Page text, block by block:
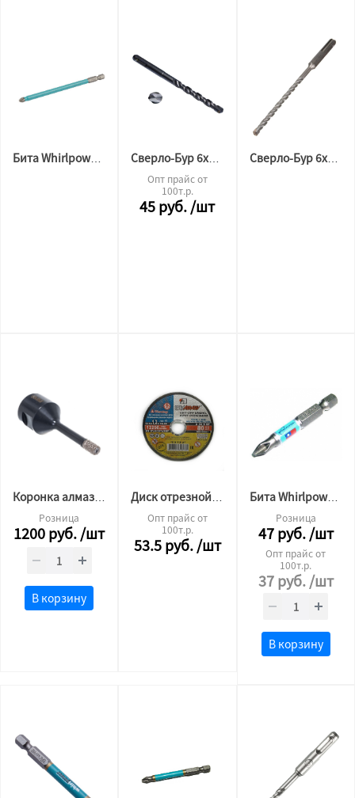
Бита Whirlpower PH 2x127мм
Опт прайс от
100т.р.
45руб./шт
Сверло-Бур 6х160
Розница
1200руб./шт
В корзину
Опт прайс от
100т.р.
53.5руб./шт
Бита Whirlpower PH 2x50мм
Розница
47руб./шт
Опт прайс от
100т.р.
37руб./шт
В корзину